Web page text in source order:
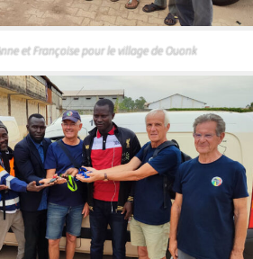
et Françoise pour le village de Ouonk